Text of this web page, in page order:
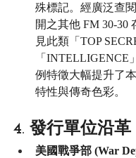
殊標記。經廣泛查
開之其他 FM 30-30
見此類「TOP
「INTELLIGENCE
例特徵大幅提升了
特性與傳奇色彩。
4. 發行單位沿革
美國戰爭部 (War